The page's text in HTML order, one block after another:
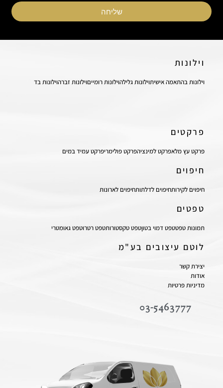
שליחה
וילונות
וילונות בהתאמה אישיתוילונות גלילהוילונות רומייםוילונות זברהוילונות בד
פרקטים
פרקט עץ מלאפרקט למינציהפרקט פולימריפרקט עמיד במים
חיפוים
חיפוים לקירותחיפוים לדלתותחיפוים לארונות
טפטים
תמונות טפטטפט דמוי בטוןטפט טקסטורותטפט רטרוטפט גאומטרי
לוטם עיצובים בע"מ
יצירת קשר
אודות
מדיניות פרטיות
03-5463777